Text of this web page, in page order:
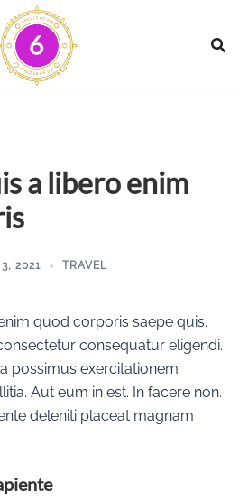
a libero enim
2021 TRAVEL
quod corporis saepe quis.
consequatur eligendi.
possimus exercitationem
Aut eum in est. In facere non.
deleniti placeat magnam